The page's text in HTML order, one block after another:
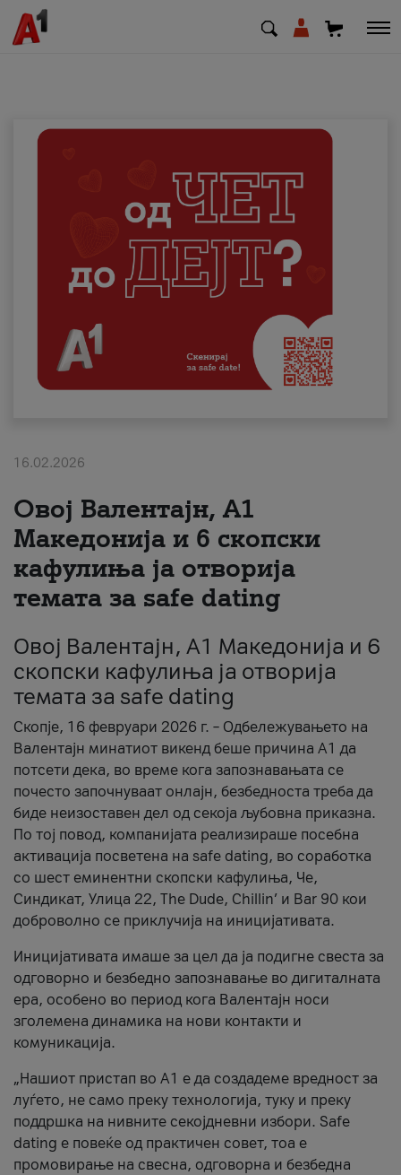
Деловни
Поддршка
Надополни кредит
Плати сметка
#ПодобарОнлајн
16.02.2026
Овој Валентајн, A1
Македонија и 6 скопски
кафулиња ја отворија
темата за safe dating
Овој Валентајн, A1 Македонија и 6
скопски кафулиња ја отворија
темата за safe dating
Скопје, 16 февруари 2026 г. – Одбележувањето на
Валентајн минатиот викенд беше причина А1 да
потсети дека, во време кога запознавањата се
почесто започнуваат онлајн, безбедноста треба да
биде неизоставен дел од секоја љубовна приказна.
По тој повод, компанијата реализираше посебна
активација посветена на safe dating, во соработка
со шест еминентни скопски кафулиња, Че,
Синдикат, Улица 22, The Dude, Chillin’ и Bar 90 кои
доброволно се приклучија на иницијативата.
Иницијативата имаше за цел да ја подигне свеста за
одговорно и безбедно запознавање во дигиталната
ера, особено во период кога Валентајн носи
зголемена динамика на нови контакти и
комуникација.
„Нашиот пристап во А1 е да создадеме вредност за
луѓето, не само преку технологија, туку и преку
поддршка на нивните секојдневни избори. Safe
dating е повеќе од практичен совет, тоа е
промовирање на свесна, одговорна и безбедна